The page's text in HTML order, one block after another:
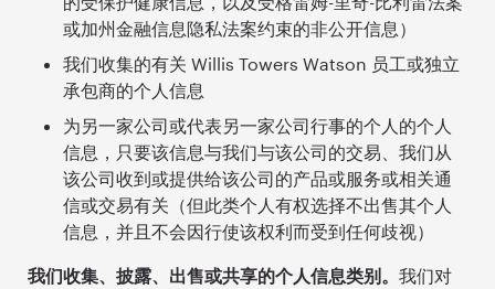
或加州金融信息隐私法案约束的非公开信息）
我们收集的有关 Willis Towers Watson 员工或独立
承包商的个人信息
为另一家公司或代表另一家公司行事的个人的个人
信息，只要该信息与我们与该公司的交易、我们从
该公司收到或提供给该公司的产品或服务或相关通
信或交易有关（但此类个人有权选择不出售其个人
信息，并且不会因行使该权利而受到任何歧视）
我们收集、披露、出售或共享的个人信息类别。 我们对